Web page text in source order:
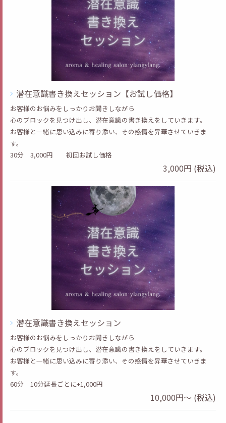
潜在意識書き換えセッション【お試し価格】
お客様のお悩みをしっかりお聞きしながら
心のブロックを見つけ出し、潜在意識の書き換えをしていきます。
お客様と一緒に思い込みに寄り添い、その感情を昇華させていきま
す。
30分 3,000円 初回お試し価格
3,000円 (税込)
潜在意識書き換えセッション
お客様のお悩みをしっかりお聞きしながら
心のブロックを見つけ出し、潜在意識の書き換えをしていきます。
お客様と一緒に思い込みに寄り添い、その感情を昇華させていきま
す。
60分 10分延長ごとに+1,000円
10,000円～ (税込)